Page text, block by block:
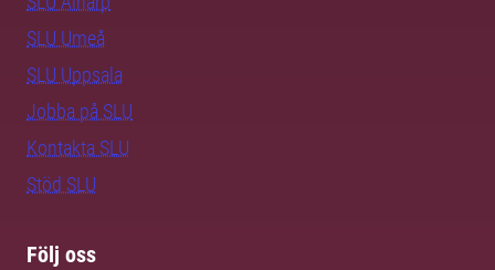
SLU Umeå
SLU Uppsala
Jobba på SLU
Kontakta SLU
Stöd SLU
Följ oss